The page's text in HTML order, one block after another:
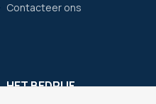
Contacteer ons
HET BEDRIJF